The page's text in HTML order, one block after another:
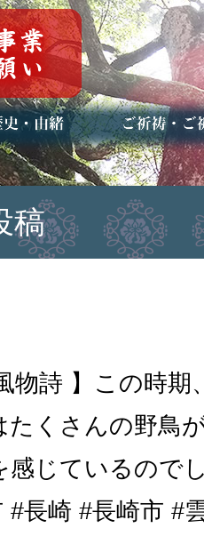
ご祭神
事
ア掲載 ご祈祷・ご祈
安産祈願
初宮参り
七五三詣
長寿のお祝い
神前結婚式
厄祓い・方位
車のお祓い
地鎮祭
神葬祭（神式
稿
物詩 】この時
たくさんの野鳥
感じているので
#長崎 #長崎市 #